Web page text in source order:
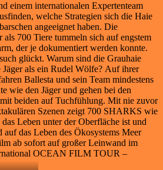
einem internationalen Expertenteam
welche Strategien sich die Haie
angeeignet haben. Die
700 Tiere tummeln sich auf engstem
der je dokumentiert werden konnte.
glückt. Warum sind die Grauhaie
Jäger als ein Rudel Wölfe? Auf ihrer
Ballesta und sein Team mindestens
wie den Jäger und gehen bei den
beiden auf Tuchfühlung. Mit nie zuvor
Szenen zeigt 700 SHARKS wie
Leben unter der Oberfläche ist und
das Leben des Ökosystems Meer
ab sofort auf großer Leinwand im
OCEAN FILM TOUR –